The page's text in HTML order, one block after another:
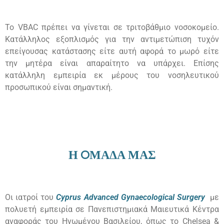
Το VBACπρέπει να γίνεται σε τριτοβάθμιο νοσοκομείο.
Κατάλληλος εξοπλισμός για την αντιμετώπιση τυχόν
επείγουσας κατάστασης είτε αυτή αφορά το μωρό είτε
την μητέρα είναι απαραίτητο να υπάρχει. Επίσης
κατάλληλη εμπειρία εκ μέρους του νοσηλευτικού
προσωπικού είναι σημαντική.
Η OΜΑΔΑ ΜΑΣ
Οι ιατροί τουCyprus Advanced Gynaecological Surgery με
πολυετή εμπειρία σε Πανεπιστημιακά Μαιευτικά Κέντρα
αναφοράς του Ηνωμένου Βασιλείου, όπως το Chelsea &